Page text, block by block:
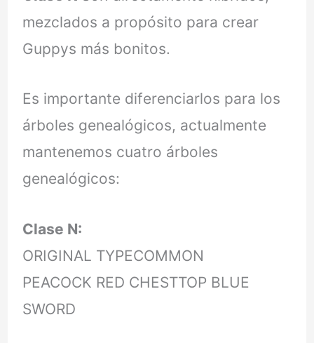
mezclados a propósito para crear
Guppys más bonitos.
Es importante diferenciarlos para los
árboles genealógicos, actualmente
mantenemos cuatro árboles
genealógicos:
Clase N:
ORIGINAL TYPECOMMON
PEACOCK RED CHESTTOP BLUE
SWORD